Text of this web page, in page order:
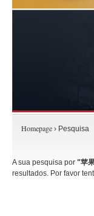
Homepage › Pesquisa
A sua pesquisa por "苹
resultados. Por favor